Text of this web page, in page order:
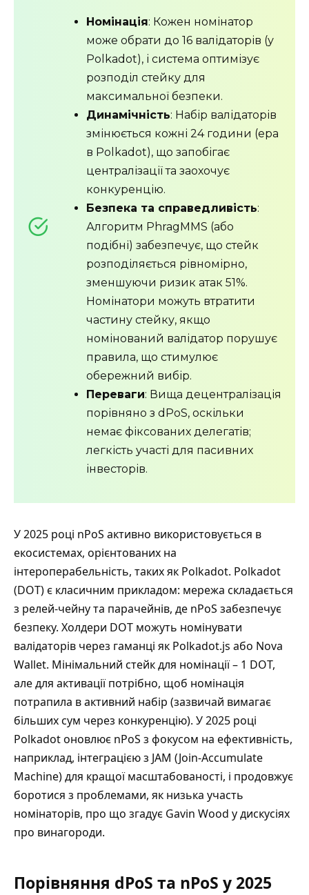
Номінація: Кожен номінатор
може обрати до 16 валідаторів (у
Polkadot), і система оптимізує
розподіл стейку для
максимальної безпеки.
Динамічність: Набір валідаторів
змінюється кожні 24 години (ера
в Polkadot), що запобігає
централізації та заохочує
конкуренцію.
Безпека та справедливість:
Алгоритм PhragMMS (або
подібні) забезпечує, що стейк
розподіляється рівномірно,
зменшуючи ризик атак 51%.
Номінатори можуть втратити
частину стейку, якщо
номінований валідатор порушує
правила, що стимулює
обережний вибір.
Переваги: Вища децентралізація
порівняно з dPoS, оскільки
немає фіксованих делегатів;
легкість участі для пасивних
інвесторів.
У 2025 році nPoS активно використовується в
екосистемах, орієнтованих на
інтероперабельність, таких як Polkadot. Polkadot
(DOT) є класичним прикладом: мережа складається
з релей-чейну та парачейнів, де nPoS забезпечує
безпеку. Холдери DOT можуть номінувати
валідаторів через гаманці як Polkadot.js або Nova
Wallet. Мінімальний стейк для номінації – 1 DOT,
але для активації потрібно, щоб номінація
потрапила в активний набір (зазвичай вимагає
більших сум через конкуренцію). У 2025 році
Polkadot оновлює nPoS з фокусом на ефективність,
наприклад, інтеграцією з JAM (Join-Accumulate
Machine) для кращої масштабованості, і продовжує
боротися з проблемами, як низька участь
номінаторів, про що згадує Gavin Wood у дискусіях
про винагороди.
Порівняння dPoS та nPoS у 2025